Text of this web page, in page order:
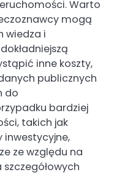
Warto
mogą
wiedza i
inne koszty,
publicznych
do
bardziej
takich jak
inwestycyjne,
ze względu na